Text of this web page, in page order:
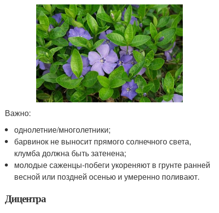
Важно:
однолетние/многолетники;
барвинок не выносит прямого солнечного света,
клумба должна быть затенена;
молодые саженцы-побеги укореняют в грунте ранней
весной или поздней осенью и умеренно поливают.
Дицентра